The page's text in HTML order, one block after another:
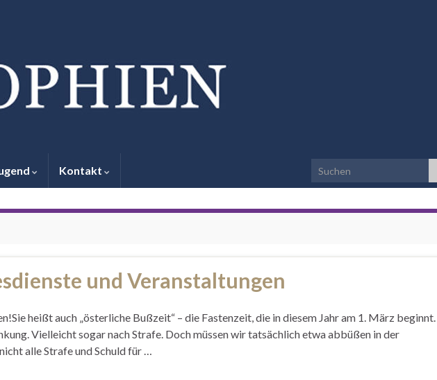
Kontakt Search for:
und Veranstaltungen
heißt auch „österliche Bußzeit“ – die Fastenzeit, die in diesem Jahr am 1. März beginnt.
Vielleicht sogar nach Strafe. Doch müssen wir tatsächlich etwa abbüßen in der
alle Strafe und Schuld für …